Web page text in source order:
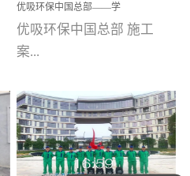
在广州番禺区成功建立产
品线生产基地，工厂拥有
自动化生产设备和成熟的
选择源头源材料、严控产
品质量，我们每一批的生
产产品都经过严格的质检
程序；生产车间为优吸总
优吸环保中国总部——学
校施工案例(节选)
优吸环保中国总部 施工
案...
例(学校工装节选)广州南沙
小学(珠江湾校区)项目地
址：广州市南沙区海滨路